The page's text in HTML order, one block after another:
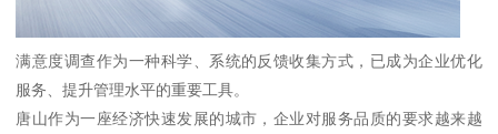
满意度调查作为一种科学、系统的反馈收集方式，已成为企业优化
服务、提升管理水平的重要工具。
唐山作为一座经济快速发展的城市，企业对服务品质的要求越来越